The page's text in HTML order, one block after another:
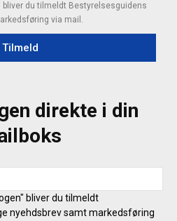
bliver du tilmeldt Bestyrelsesguidens
via mail.
Tilmeld
direkte i din
bliver du tilmeldt
nyehdsbrev samt markedsføring